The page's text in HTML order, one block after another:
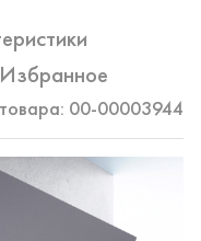
Избранное
00-00003944